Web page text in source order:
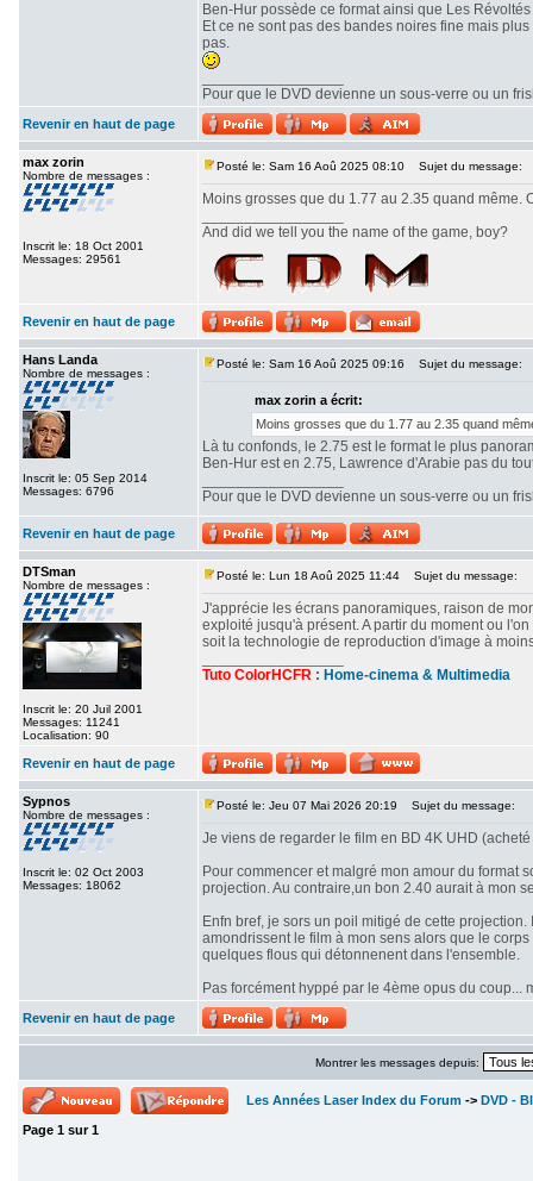
Ben-Hur possède ce format ainsi que Les
Et ce ne sont pas des bandes noires fine mais
pas.
Pour que le DVD devienne un sous-verre ou un
Revenir en haut de page
max zorin
Nombre de messages :
Inscrit le: 18 Oct 2001
Messages: 29561
Posté le: Sam 16 Aoû 2025 08:10 Sujet du message:
Moins grosses que du 1.77 au 2.35 quand même.
And did we tell you the name of the game, boy?
Revenir en haut de page
Hans Landa
Nombre de messages :
Inscrit le: 05 Sep 2014
Messages: 6796
Posté le: Sam 16 Aoû 2025 09:16 Sujet du message:
max zorin a écrit:
Moins grosses que du 1.77 au 2.35 quand
Là tu confonds, le 2.75 est le format le plus
Ben-Hur est en 2.75, Lawrence d'Arabie pas du
Pour que le DVD devienne un sous-verre ou un
Revenir en haut de page
DTSman
Nombre de messages :
Inscrit le: 20 Juil 2001
Messages: 11241
Localisation: 90
Posté le: Lun 18 Aoû 2025 11:44 Sujet du message:
J'apprécie les écrans panoramiques, raison de
exploité jusqu'à présent. A partir du moment ou
soit la technologie de reproduction d'image à
Tuto ColorHCFR : Home-cinema & Multimedia
Revenir en haut de page
Sypnos
Nombre de messages :
Inscrit le: 02 Oct 2003
Messages: 18062
Posté le: Jeu 07 Mai 2026 20:19 Sujet du message:
Je viens de regarder le film en BD 4K UHD
Pour commencer et malgré mon amour du format
projection. Au contraire,un bon 2.40 aurait à mon
Enfn bref, je sors un poil mitigé de cette
amondrissent le film à mon sens alors que le
quelques flous qui détonnenent dans l'ensemble.
Pas forcément hyppé par le 4ème opus du
Revenir en haut de page
Montrer les messages depuis:
Les Années Laser Index du Forum -> DVD -
Page 1 sur1